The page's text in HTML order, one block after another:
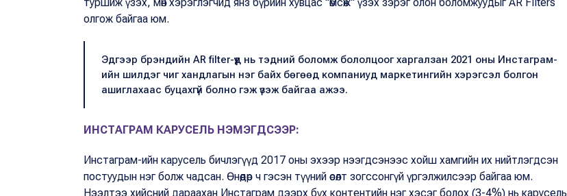
олгож байгаа юм.
Эдгээр брэндийн AR filter-үүд нь тэдний боломж бололцоог харгалзан 2021 оны Инстаграм-
ийн шилдэг чиг хандлагын нэг байх бөгөөд компаниуд маркетингийн хэрэгсэл болгон
ашиглахаас буцахгүй болно гэж үзэж байгаа ажээ.
ИНСТАГРАМ КАРУСЕЛЬ НЭМЭГДСЭЭР:
Инстаграм-ийн карусель бичлэгүүд 2017 оны эхээр нээгдсэнээс хойш хамгийн их нийтлэгдсэн
постуудын нэг болж чадсан. Өнөөдөр ч гэсэн түүний өсөлт зогссонгүй үргэлжилсээр байгаа юм.
Нээлтээ хийсний дараахан Инстаграм дээрх бүх контентийн нэг хэсэг болох (3-4%) нь карусель